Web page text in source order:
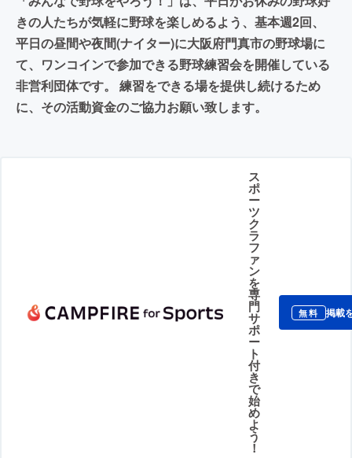
きの人たちが気軽に野球を楽しめるよう、基本週2回、
平日の昼間や夜間(ナイター)に大阪府門真市の野球場に
て、ワンコインで参加できる野球練習会を開催している
非営利団体です。 練習をできる場を提供し続けるため
に、その活動資金のご協力お願い致します。
ス
ポ
ー
ツ
ク
ラ
フ
ァ
ン
を
専
門
サ
ポ
ー
ト
付
き
で
始
め
よ
う
！
無料 掲載